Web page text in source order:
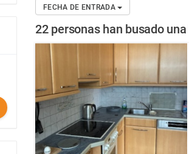
FECHA DE ENTRADA
22 personas han busado